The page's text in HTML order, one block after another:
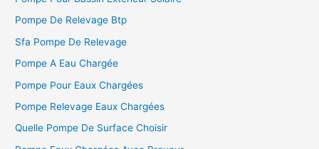
h
:
Pompe De Relevage Btp
Sfa Pompe De Relevage
Pompe A Eau Chargée
Pompe Pour Eaux Chargées
Pompe Relevage Eaux Chargées
Quelle Pompe De Surface Choisir